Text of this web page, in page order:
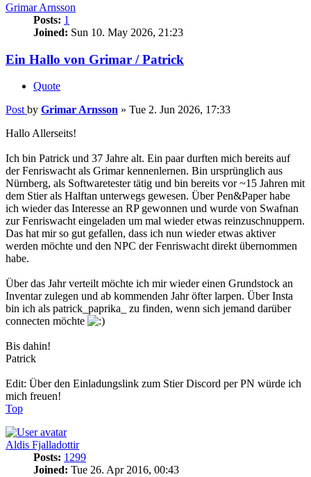
Grimar Arnsson
Posts: 1
Joined: Sun 10. May 2026, 21:23
Ein Hallo von Grimar / Patrick
Quote
Post by Grimar Arnsson » Tue 2. Jun 2026, 17:33
Hallo Allerseits!
Ich bin Patrick und 37 Jahre alt. Ein paar durften mich bereits auf
der Fenriswacht als Grimar kennenlernen. Bin ursprünglich aus
Nürnberg, als Softwaretester tätig und bin bereits vor ~15 Jahren mit
dem Stier als Halftan unterwegs gewesen. Über Pen&Paper habe
ich wieder das Interesse an RP gewonnen und wurde von Swafnan
zur Fenriswacht eingeladen um mal wieder etwas reinzuschnuppern.
Das hat mir so gut gefallen, dass ich nun wieder etwas aktiver
werden möchte und den NPC der Fenriswacht direkt übernommen
habe.
Über das Jahr verteilt möchte ich mir wieder einen Grundstock an
Inventar zulegen und ab kommenden Jahr öfter larpen. Über Insta
bin ich als patrick_paprika_ zu finden, wenn sich jemand darüber
connecten möchte
Bis dahin!
Patrick
Edit: Über den Einladungslink zum Stier Discord per PN würde ich
mich freuen!
Top
Aldis Fjalladottir
Posts: 1299
Joined: Tue 26. Apr 2016, 00:43